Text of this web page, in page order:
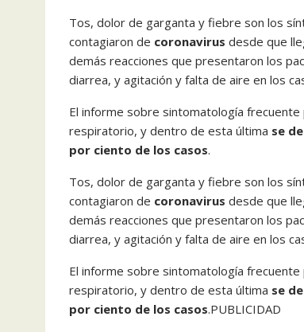
Tos, dolor de garganta y fiebre son los
contagiaron de coronavirus desde que
demás reacciones que presentaron los
diarrea, y agitación y falta de aire en los
El informe sobre sintomatología
respiratorio, y dentro de esta última se
por ciento de los casos.
Tos, dolor de garganta y fiebre son los
contagiaron de coronavirus desde que
demás reacciones que presentaron los
diarrea, y agitación y falta de aire en los
El informe sobre sintomatología
respiratorio, y dentro de esta última se
por ciento de los casos.PUBLICIDAD